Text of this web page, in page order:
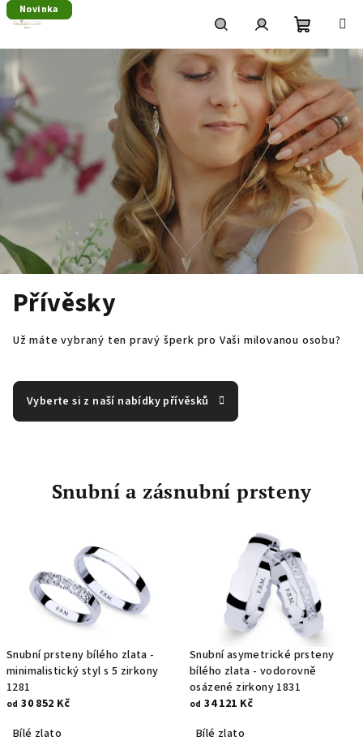
Přejít
na
HledatPřihlášeníNákupní
košík
Přívěsky
Už máte vybraný ten pravý šperk pro Vaši milovanou osobu?
Vyberte si z naší nabídky přívěsků
Snubní a zásnubní prsteny
Novinka
Snubní prsteny bílého zlata -
minimalistický styl s 5 zirkony
1281
od 30 852 Kč
Bílé zlato
Snubní asymetrické prsteny
bílého zlata - vodorovně
osázené zirkony 1831
od 34 121 Kč
Bílé zlato
Tip
Tip
Novinka